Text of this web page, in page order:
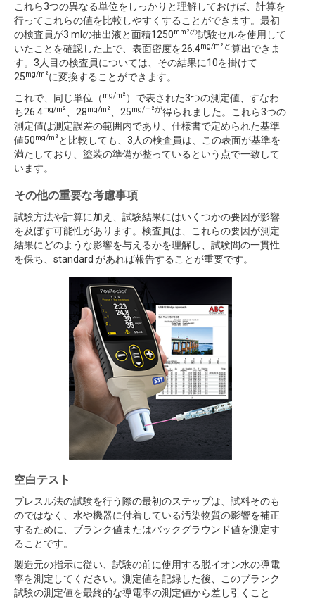
これら3つの異なる単位をしっかりと理解しておけば、計算を
行ってこれらの値を比較しやすくすることができます。最初
の検査員が3 mlの抽出液と面積1250mm²の試験セルを使用して
いたことを確認した上で、表面密度を26.4mg/m²と算出できま
す。3人目の検査員については、その結果に10を掛けて
25mg/m²に変換することができます。
これで、同じ単位（ mg/m² ）で表された3つの測定値、すなわ
ち26.4mg/m² 、28mg/m² 、25mg/m²が得られました。これら3つの
測定値は測定誤差の範囲内であり、仕様書で定められた基準
値50mg/m² と比較しても、3人の検査員は、この表面が基準を
満たしており、塗装の準備が整っているという点で一致して
います。
その他の重要な考慮事項
試験方法や計算に加え、試験結果にはいくつかの要因が影響
を及ぼす可能性があります。検査員は、これらの要因が測定
結果にどのような影響を与えるかを理解し、試験間の一貫性
を保ち、standard があれば報告することが重要です。
空白テスト
ブレスル法の試験を行う際の最初のステップは、試料そのも
のではなく、水や機器に付着している汚染物質の影響を補正
するために、ブランク値またはバックグラウンド値を測定す
ることです。
製造元の指示に従い、試験の前に使用する脱イオン水の導電
率を測定してください。測定値を記録した後、このブランク
試験の測定値を最終的な導電率の測定値から差し引くこと